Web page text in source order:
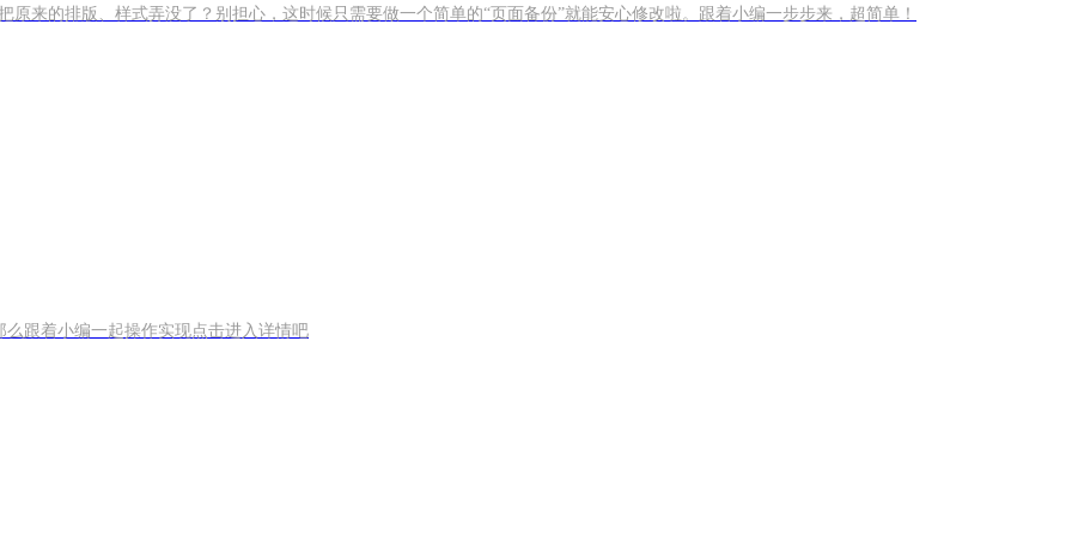
来的排版、样式弄没了？别担心，这时候只需要做一个简单的“页面备份”就能安心修改啦。跟着小编一步步来，超简单！
跟着小编一起操作实现点击进入详情吧